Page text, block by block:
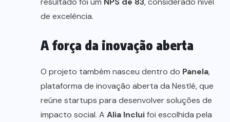
de excelência.
A força da inovação aberta
O projeto também nasceu dentro do Panela,
plataforma de inovação aberta da Nestlé, que
reúne startups para desenvolver soluções de
impacto social. A Alia Incluifoi escolhida pela